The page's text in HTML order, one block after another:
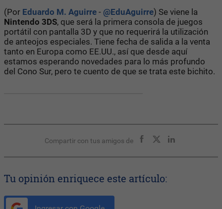
(Por Eduardo M. Aguirre - @EduAguirre) Se viene la
Nintendo 3DS, que será la primera consola de juegos
portátil con pantalla 3D y que no requerirá la utilización
de anteojos especiales. Tiene fecha de salida a la venta
tanto en Europa como EE.UU., así que desde aquí
estamos esperando novedades para lo más profundo
del Cono Sur, pero te cuento de que se trata este bichito.
Compartir con tus amigos de
Tu opinión enriquece este artículo: